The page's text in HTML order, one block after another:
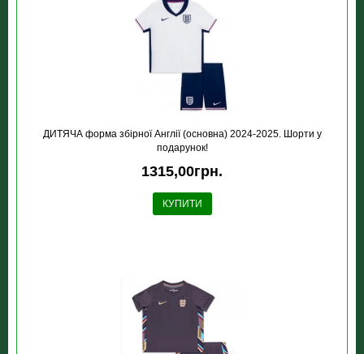
ДИТЯЧА форма збірної Англії (основна) 2024-2025. Шорти у
подарунок!
1315,00грн.
КУПИТИ